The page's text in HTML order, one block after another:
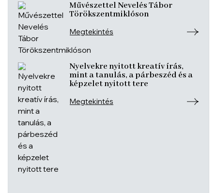
Művészettel Nevelés Tábor
Törökszentmiklóson
Megtekintés
Nyelvekre nyitott kreatív írás,
mint a tanulás, a párbeszéd és a
képzelet nyitott tere
Megtekintés